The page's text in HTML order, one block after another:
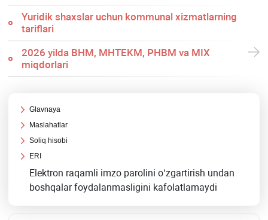
Yuridik shaхslar uchun kommunal хizmatlarning
tariflari
2026 yilda BHM, MHTEKM, PHBM va MIX
miqdorlari
Glavnaya
Maslahatlar
Soliq hisobi
ERI
Elektron raqamli imzo parolini oʻzgartirish undan
boshqalar foydalanmasligini kafolatlamaydi